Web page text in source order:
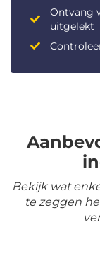
Ontvang
uitgelekt
Bekijk wat
te zeggen